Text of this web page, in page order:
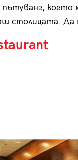
пътуване,
столицата. Да